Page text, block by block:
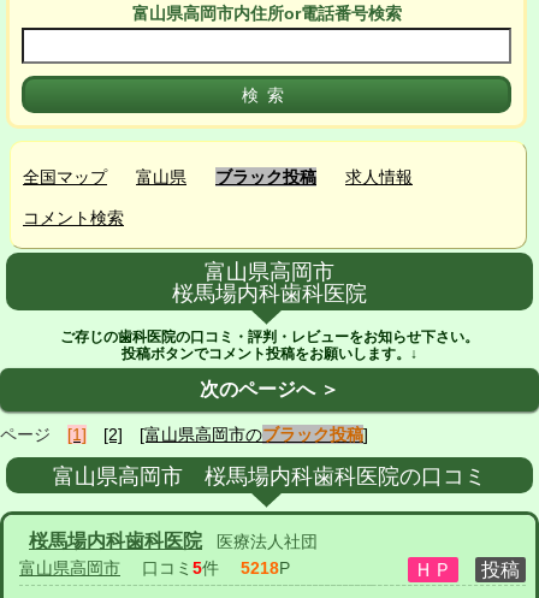
富山県高岡市内住所or電話番号検索
全国マップ 富山県 ブラック投稿 求人情報
コメント検索
富山県高岡市
桜馬場内科歯科医院
ご存じの歯科医院の口コミ・評判・レビューをお知らせ下さい。
投稿ボタンでコメント投稿をお願いします。↓
次のページへ ＞
ページ [1] [2] [富山県高岡市のブラック投稿]
富山県高岡市 桜馬場内科歯科医院の口コミ
桜馬場内科歯科医院
医療法人社団
富山県高岡市 口コミ 5件 5218P